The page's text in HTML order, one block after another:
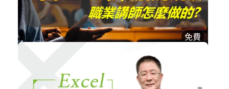
12102
免費
講師技巧 : TTT 職業講師授課祕訣
購買後有效期限：課程下架時